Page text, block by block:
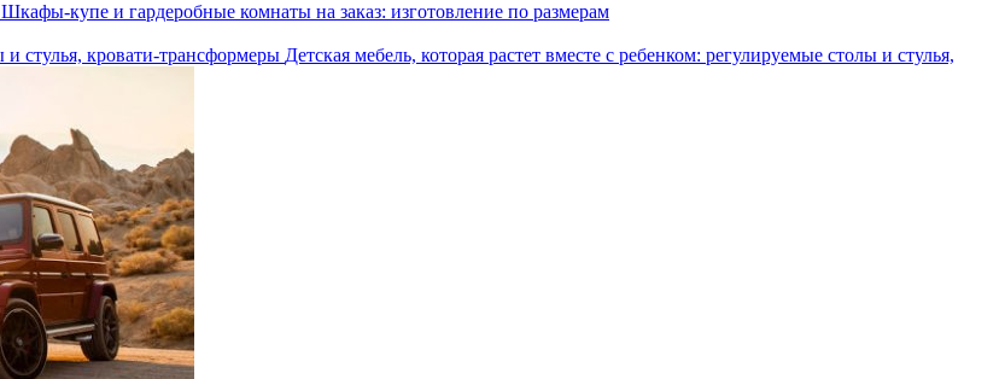
Шкафы-купе и гардеробные комнаты на заказ: изготовление по размерам
Детская мебель, которая растет вместе с ребенком: регулируемые столы и стулья,